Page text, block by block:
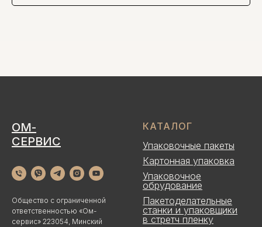
ОМ-
СЕРВИС
Общество с ограниченной
ответственностью «Ом-
сервис» 223054, Минский
КАТАЛОГ
Упаковочные пакеты
Картонная упаковка
Упаковочное
обрудование
Пакетоделательные
станки и упаковщики
в стретч пленку